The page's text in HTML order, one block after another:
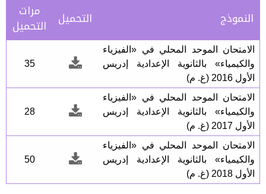
النموذج التحميل مرات
التحميل
الامتحان الموحد المحلي في «الفيزياء
والكيمياء» بالثانوية الإعدادية إدريس
الأول 2016 (غ. م)
35
الامتحان الموحد المحلي في «الفيزياء
والكيمياء» بالثانوية الإعدادية إدريس
الأول 2017 (غ. م)
28
الامتحان الموحد المحلي في «الفيزياء
والكيمياء» بالثانوية الإعدادية إدريس
الأول 2018 (غ. م)
50